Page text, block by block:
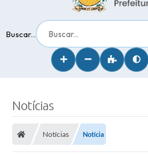
Buscar...
Notícias
Notícias Notícia